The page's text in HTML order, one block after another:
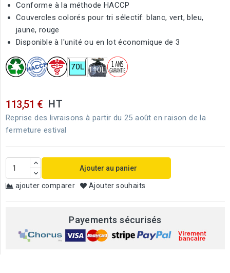
Conforme à la méthode HACCP
Couvercles colorés pour tri sélectif: blanc, vert, bleu,
jaune, rouge
Disponible à l'unité ou en lot économique de 3
113,51 € HT
Reprise des livraisons à partir du 25 août en raison de la
fermeture estival
Ajouter au panier
ajouter comparer Ajouter souhaits
Payements sécurisés